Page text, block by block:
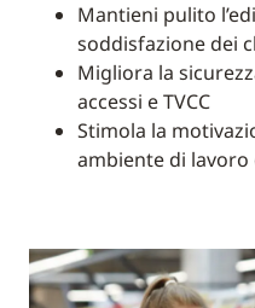
Mantieni pulito
soddisfazione dei
Migliora la
accessi e TVCC
Stimola la
ambiente di